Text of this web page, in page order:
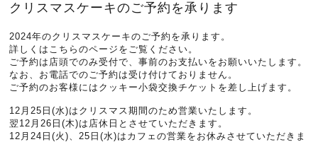
クリスマスケーキのご予約を承ります
2024年のクリスマスケーキのご予約を承ります。
詳しくは こちらのページ をご覧ください。
ご予約は店頭でのみ受付で、事前のお支払いをお願いいたします。
なお、お電話でのご予約は受け付けておりません。
ご予約のお客様にはクッキー小袋交換チケットを差し上げます。
12月25日(水)はクリスマス期間のため営業いたします。
翌12月26日(木)は店休日とさせていただきます。
12月24日(火)、25日(水)はカフェの営業をお休みさせていただきま